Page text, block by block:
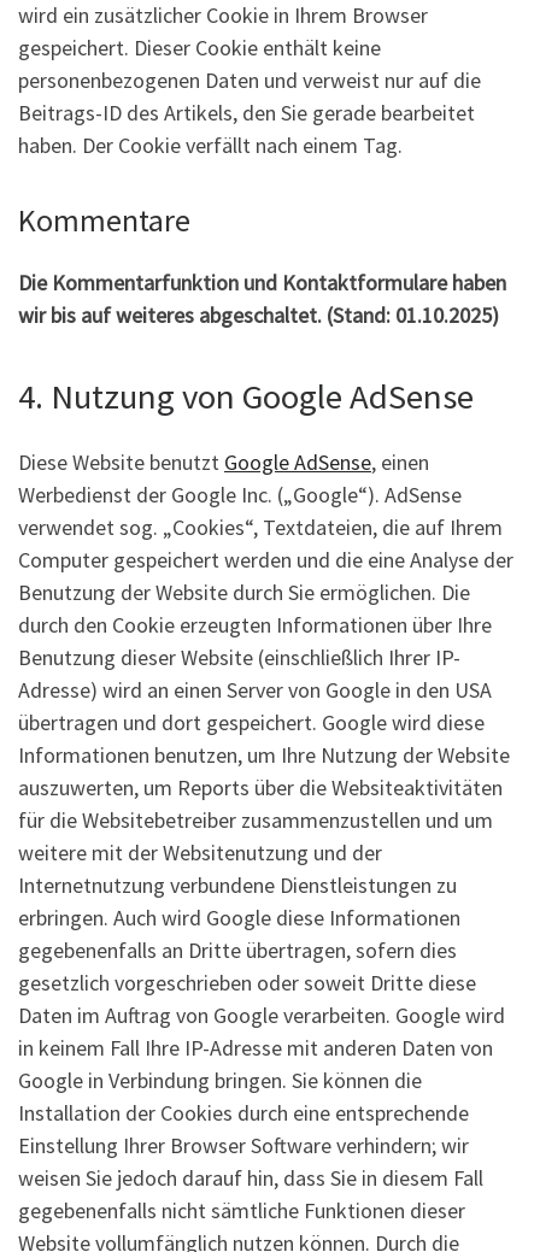
wird ein zusätzlicher Cookie in Ihrem Browser
gespeichert. Dieser Cookie enthält keine
personenbezogenen Daten und verweist nur auf die
Beitrags-ID des Artikels, den Sie gerade bearbeitet
haben. Der Cookie verfällt nach einem Tag.
Kommentare
Die Kommentarfunktion und Kontaktformulare haben
wir bis auf weiteres abgeschaltet. (Stand: 01.10.2025)
4. Nutzung von Google AdSense
Diese Website benutzt Google AdSense, einen
Werbedienst der Google Inc. („Google“). AdSense
verwendet sog. „Cookies“, Textdateien, die auf Ihrem
Computer gespeichert werden und die eine Analyse der
Benutzung der Website durch Sie ermöglichen. Die
durch den Cookie erzeugten Informationen über Ihre
Benutzung dieser Website (einschließlich Ihrer IP-
Adresse) wird an einen Server von Google in den USA
übertragen und dort gespeichert. Google wird diese
Informationen benutzen, um Ihre Nutzung der Website
auszuwerten, um Reports über die Websiteaktivitäten
für die Websitebetreiber zusammenzustellen und um
weitere mit der Websitenutzung und der
Internetnutzung verbundene Dienstleistungen zu
erbringen. Auch wird Google diese Informationen
gegebenenfalls an Dritte übertragen, sofern dies
gesetzlich vorgeschrieben oder soweit Dritte diese
Daten im Auftrag von Google verarbeiten. Google wird
in keinem Fall Ihre IP-Adresse mit anderen Daten von
Google in Verbindung bringen. Sie können die
Installation der Cookies durch eine entsprechende
Einstellung Ihrer Browser Software verhindern; wir
weisen Sie jedoch darauf hin, dass Sie in diesem Fall
gegebenenfalls nicht sämtliche Funktionen dieser
Website vollumfänglich nutzen können. Durch die